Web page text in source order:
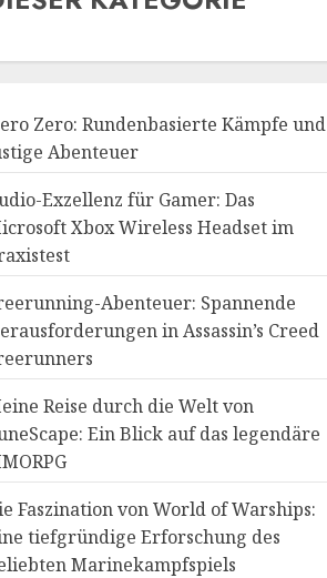
Zero: Rundenbasierte Kämpfe und
Abenteuer
Exzellenz für Gamer: Das
Xbox Wireless Headset im
Abenteuer: Spannende
in Assassin’s Creed
Reise durch die Welt von
Ein Blick auf das legendäre
Faszination von World of Warships:
tiefgründige Erforschung des
Marinekampfspiels